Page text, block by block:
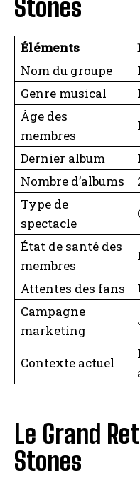
Stones
Éléments
Nom du groupe
Genre musical
Âge des
membres
Dernier album
Nombre d’albums
Type de
spectacle
État de santé des
membres
Attentes des fans
Campagne
marketing
Contexte actuel
Le Grand
Stones